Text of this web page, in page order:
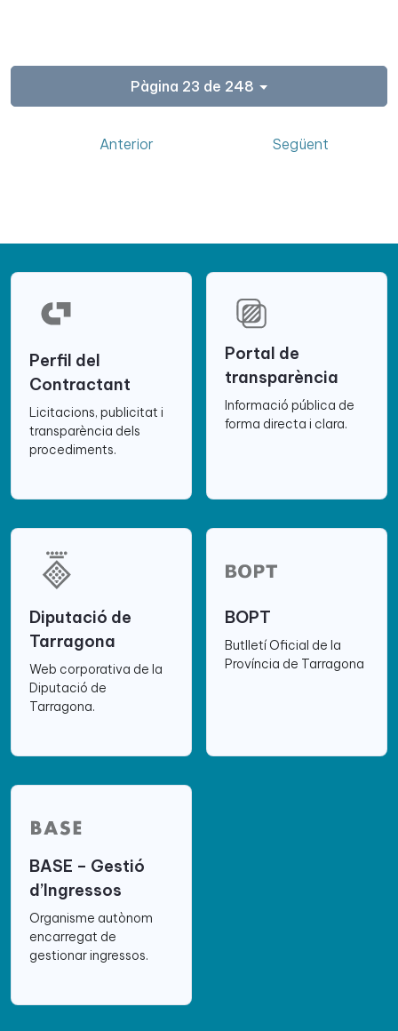
Pàgina 23 de 248
Anterior Següent
Perfil del
Contractant
Licitacions, publicitat i
transparència dels
procediments.
Portal de
transparència
Informació pública de
forma directa i clara.
Diputació de
Tarragona
Web corporativa de la
Diputació de
Tarragona.
BOPT
Butlletí Oficial de la
Província de Tarragona
BASE – Gestió
d’Ingressos
Organisme autònom
encarregat de
gestionar ingressos.